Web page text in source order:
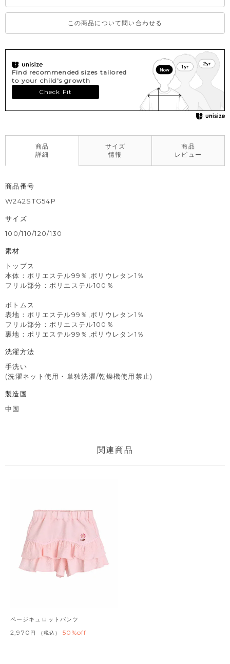
この商品について問い合わせる
Find recommended sizes tailored
to your child's growth
Check Fit
商品
詳細
サイズ
情報
商品
レビュー
商品番号
W242STG54P
サイズ
100/110/120/130
素材
トップス
本体：ポリエステル99％,ポリウレタン1％
フリル部分：ポリエステル100％
ボトムス
表地：ポリエステル99％,ポリウレタン1％
フリル部分：ポリエステル100％
裏地：ポリエステル99％,ポリウレタン1％
洗濯方法
手洗い
(洗濯ネット使用・単独洗濯/乾燥機使用禁止)
製造国
中国
ページキュロットパンツ
2,970 税込 50%off